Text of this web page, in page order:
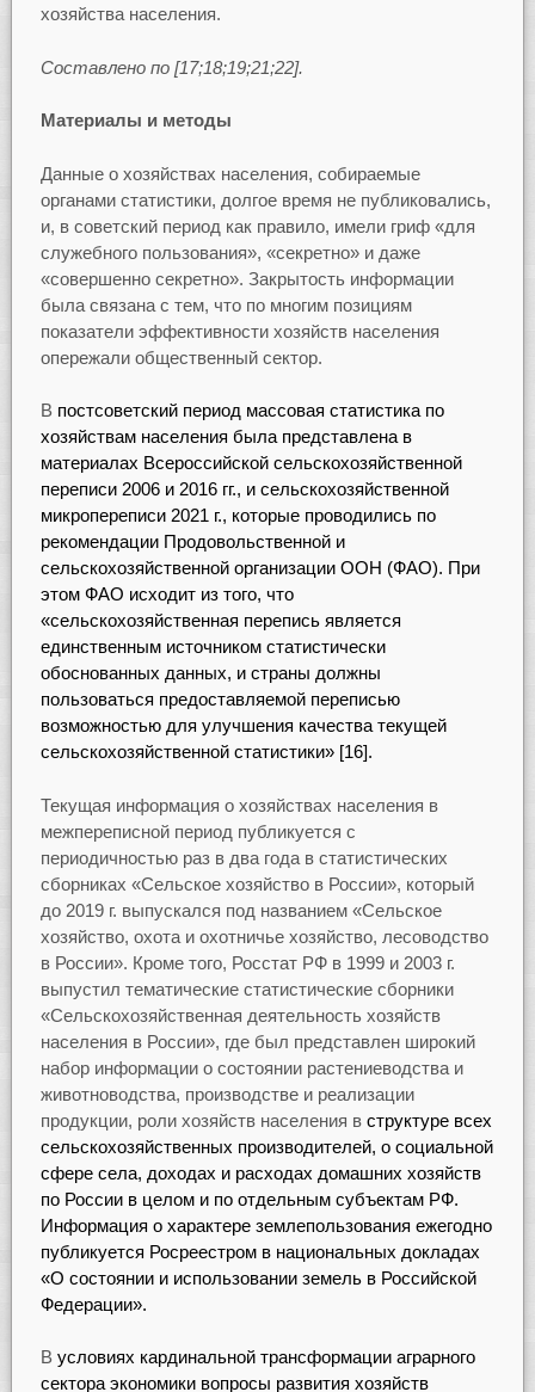
хозяйства населения.
Составлено по [17;18;19;21;22].
Материалы и методы
Данные о хозяйствах населения, собираемые
органами статистики, долгое время не публиковались,
и, в советский период как правило, имели гриф «для
служебного пользования», «секретно» и даже
«совершенно секретно». Закрытость информации
была связана с тем, что по многим позициям
показатели эффективности хозяйств населения
опережали общественный сектор.
В постсоветский период массовая статистика по
хозяйствам населения была представлена в
материалах Всероссийской сельскохозяйственной
переписи 2006 и 2016 гг., и сельскохозяйственной
микропереписи 2021 г., которые проводились по
рекомендации Продовольственной и
сельскохозяйственной организации ООН (ФАО). При
этом ФАО исходит из того, что
«сельскохозяйственная перепись является
единственным источником статистически
обоснованных данных, и страны должны
пользоваться предоставляемой переписью
возможностью для улучшения качества текущей
сельскохозяйственной статистики» [16].
Текущая информация о хозяйствах населения в
межпереписной период публикуется с
периодичностью раз в два года в статистических
сборниках «Сельское хозяйство в России», который
до 2019 г. выпускался под названием «Сельское
хозяйство, охота и охотничье хозяйство, лесоводство
в России». Кроме того, Росстат РФ в 1999 и 2003 г.
выпустил тематические статистические сборники
«Сельскохозяйственная деятельность хозяйств
населения в России», где был представлен широкий
набор информации о состоянии растениеводства и
животноводства, производстве и реализации
продукции, роли хозяйств населения в структуре всех
сельскохозяйственных производителей, о социальной
сфере села, доходах и расходах домашних хозяйств
по России в целом и по отдельным субъектам РФ.
Информация о характере землепользования ежегодно
публикуется Росреестром в национальных докладах
«О состоянии и использовании земель в Российской
Федерации».
В условиях кардинальной трансформации аграрного
сектора экономики вопросы развития хозяйств